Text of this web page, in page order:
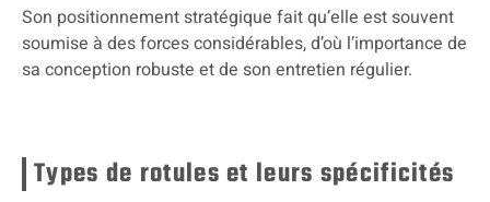
Son positionnement stratégique fait qu’elle est souvent
soumise à des forces considérables, d’où l’importance de
sa conception robuste et de son entretien régulier.
Types de rotules et leurs spécificités